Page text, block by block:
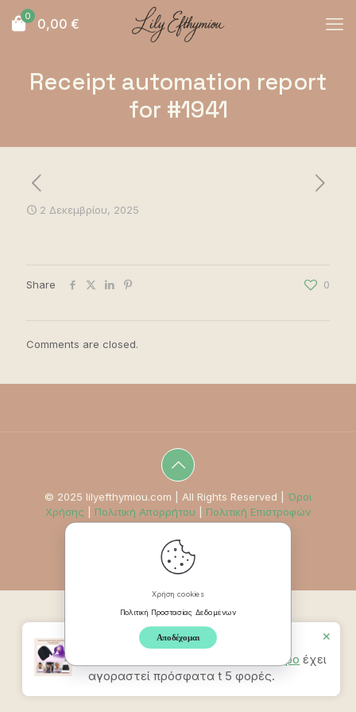
0 0,00 €
Receipt automation report
for #1941
2 Δεκεμβρίου, 2025
Share 0
Comments are closed.
© 2025 lilyefthymiou.com | All Rights Reserved | Όροι
Χρήσης
Πολιτική Απορρήτου Πολιτική Επιστροφών
Χρήση cookies
Πολιτική Προστασίας Δεδομένων
Αποδέχομαι
Καπέλο Ανακούφισης
Πονοκεφάλου & Ημικρανίας – Μαύρο έχει
αγοραστεί πρόσφατα t 5 φορές.
✕